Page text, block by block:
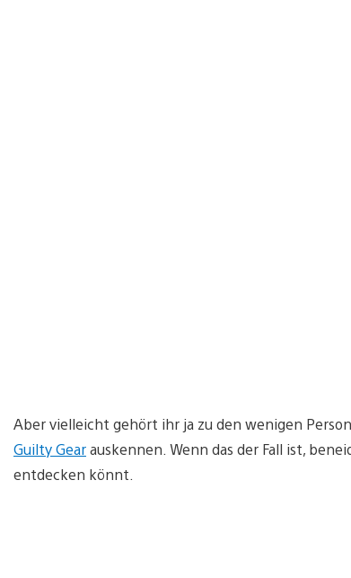
Aber vielleicht gehört ihr ja zu den wenigen
Guilty Gearauskennen. Wenn das der Fall ist,
entdecken könnt.